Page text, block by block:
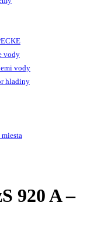
vody
vody
hladiny
920 A –